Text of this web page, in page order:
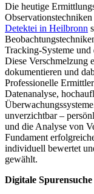
Die heutige
Detektei in Heilbronn
Tracking-Systeme
Diese Verschmelzung
dokumentieren und
Professionelle
Datenanalyse,
unverzichtbar –
und die Analyse von
Fundament
individuell bewertet
gewählt.
Digitale